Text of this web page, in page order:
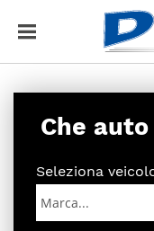
Non hai
Che
Seleziona